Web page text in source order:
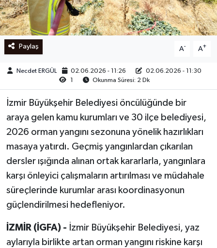
Paylaş A- A+
Necdet ERGÜL 02.06.2026 - 11:26
02.06.2026 - 11:30
1
Okunma Süresi: 2 Dk
İzmir Büyükşehir Belediyesi öncülüğünde bir
araya gelen kamu kurumları ve 30 ilçe belediyesi,
2026 orman yangını sezonuna yönelik hazırlıkları
masaya yatırdı. Geçmiş yangınlardan çıkarılan
dersler ışığında alınan ortak kararlarla, yangınlara
karşı önleyici çalışmaların artırılması ve müdahale
süreçlerinde kurumlar arası koordinasyonun
güçlendirilmesi hedefleniyor.
İZMİR (İGFA) - İzmir Büyükşehir Belediyesi, yaz
aylarıyla birlikte artan orman yangını riskine karşı
Ege
İzmir
İletişim
Künye
Yerel